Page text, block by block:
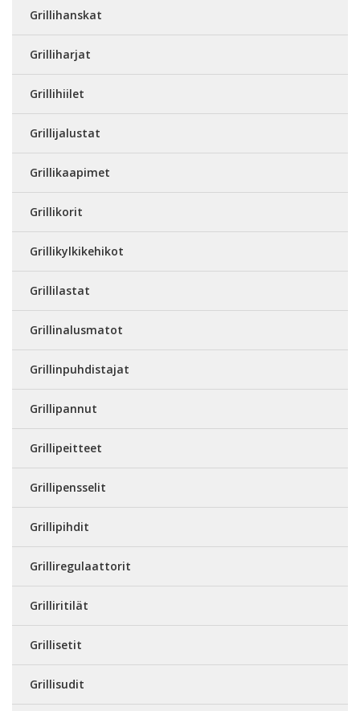
Grillihanskat
Grilliharjat
Grillihiilet
Grillijalustat
Grillikaapimet
Grillikorit
Grillikylkikehikot
Grillilastat
Grillinalusmatot
Grillinpuhdistajat
Grillipannut
Grillipeitteet
Grillipensselit
Grillipihdit
Grilliregulaattorit
Grilliritilät
Grillisetit
Grillisudit